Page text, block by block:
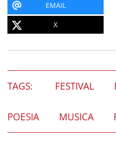
EMAIL
X
TAGS: FESTIVAL
POESIA MUSICA